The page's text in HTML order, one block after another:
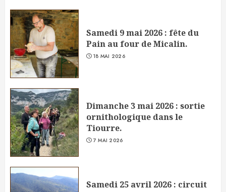
Samedi 9 mai 2026 : fête du
Pain au four de Micalin.
18 MAI 2026
Dimanche 3 mai 2026 : sortie
ornithologique dans le
Tiourre.
7 MAI 2026
Samedi 25 avril 2026 : circuit